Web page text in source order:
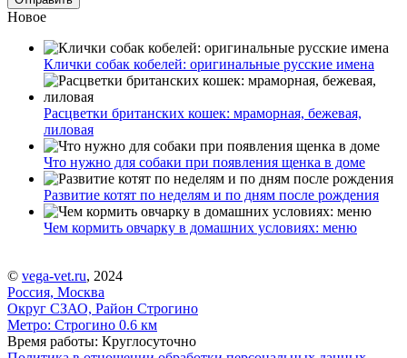
Новое
Клички собак кобелей: оригинальные русские имена
Расцветки британских кошек: мраморная, бежевая,
лиловая
Что нужно для собаки при появления щенка в доме
Развитие котят по неделям и по дням после рождения
Чем кормить овчарку в домашних условиях: меню
© vega-vet.ru, 2024
Россия, Москва
Округ СЗАО, Район Строгино
Метро: Строгино 0.6 км
Время работы: Круглосуточно